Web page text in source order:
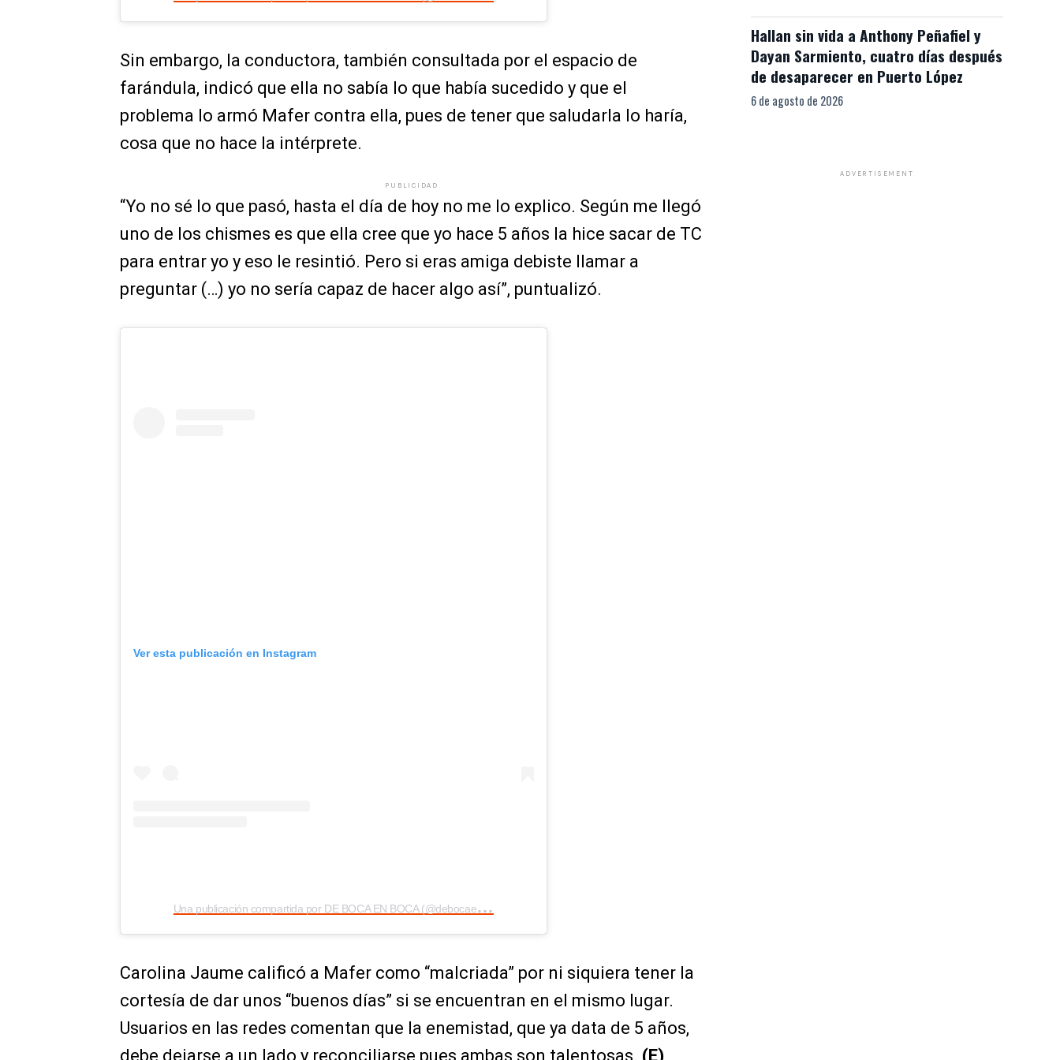
Sin embargo, la conductora, también consultada por el espacio de
farándula, indicó que ella no sabía lo que había sucedido y que el
problema lo armó Mafer contra ella, pues de tener que saludarla lo haría,
cosa que no hace la intérprete.
PUBLICIDAD
“Yo no sé lo que pasó, hasta el día de hoy no me lo explico. Según me llegó
uno de los chismes es que ella cree que yo hace 5 años la hice sacar de TC
para entrar yo y eso le resintió. Pero si eras amiga debiste llamar a
preguntar (…) yo no sería capaz de hacer algo así”, puntualizó.
Ver esta publicación en Instagram
U
na publicación compartida por DE BOCA EN BOCA (@debocaenbocatc)
Carolina Jaume calificó a Mafer como “malcriada” por ni siquiera tener la
cortesía de dar unos “buenos días” si se encuentran en el mismo lugar.
Usuarios en las redes comentan que la enemistad, que ya data de 5 años,
debe dejarse a un lado y reconciliarse pues ambas son talentosas. (E)
Hallan sin vida a Anthony Peñafiel y
Dayan Sarmiento, cuatro días después
de desaparecer en Puerto López
6 de agosto de 2026
ADVERTISEMENT